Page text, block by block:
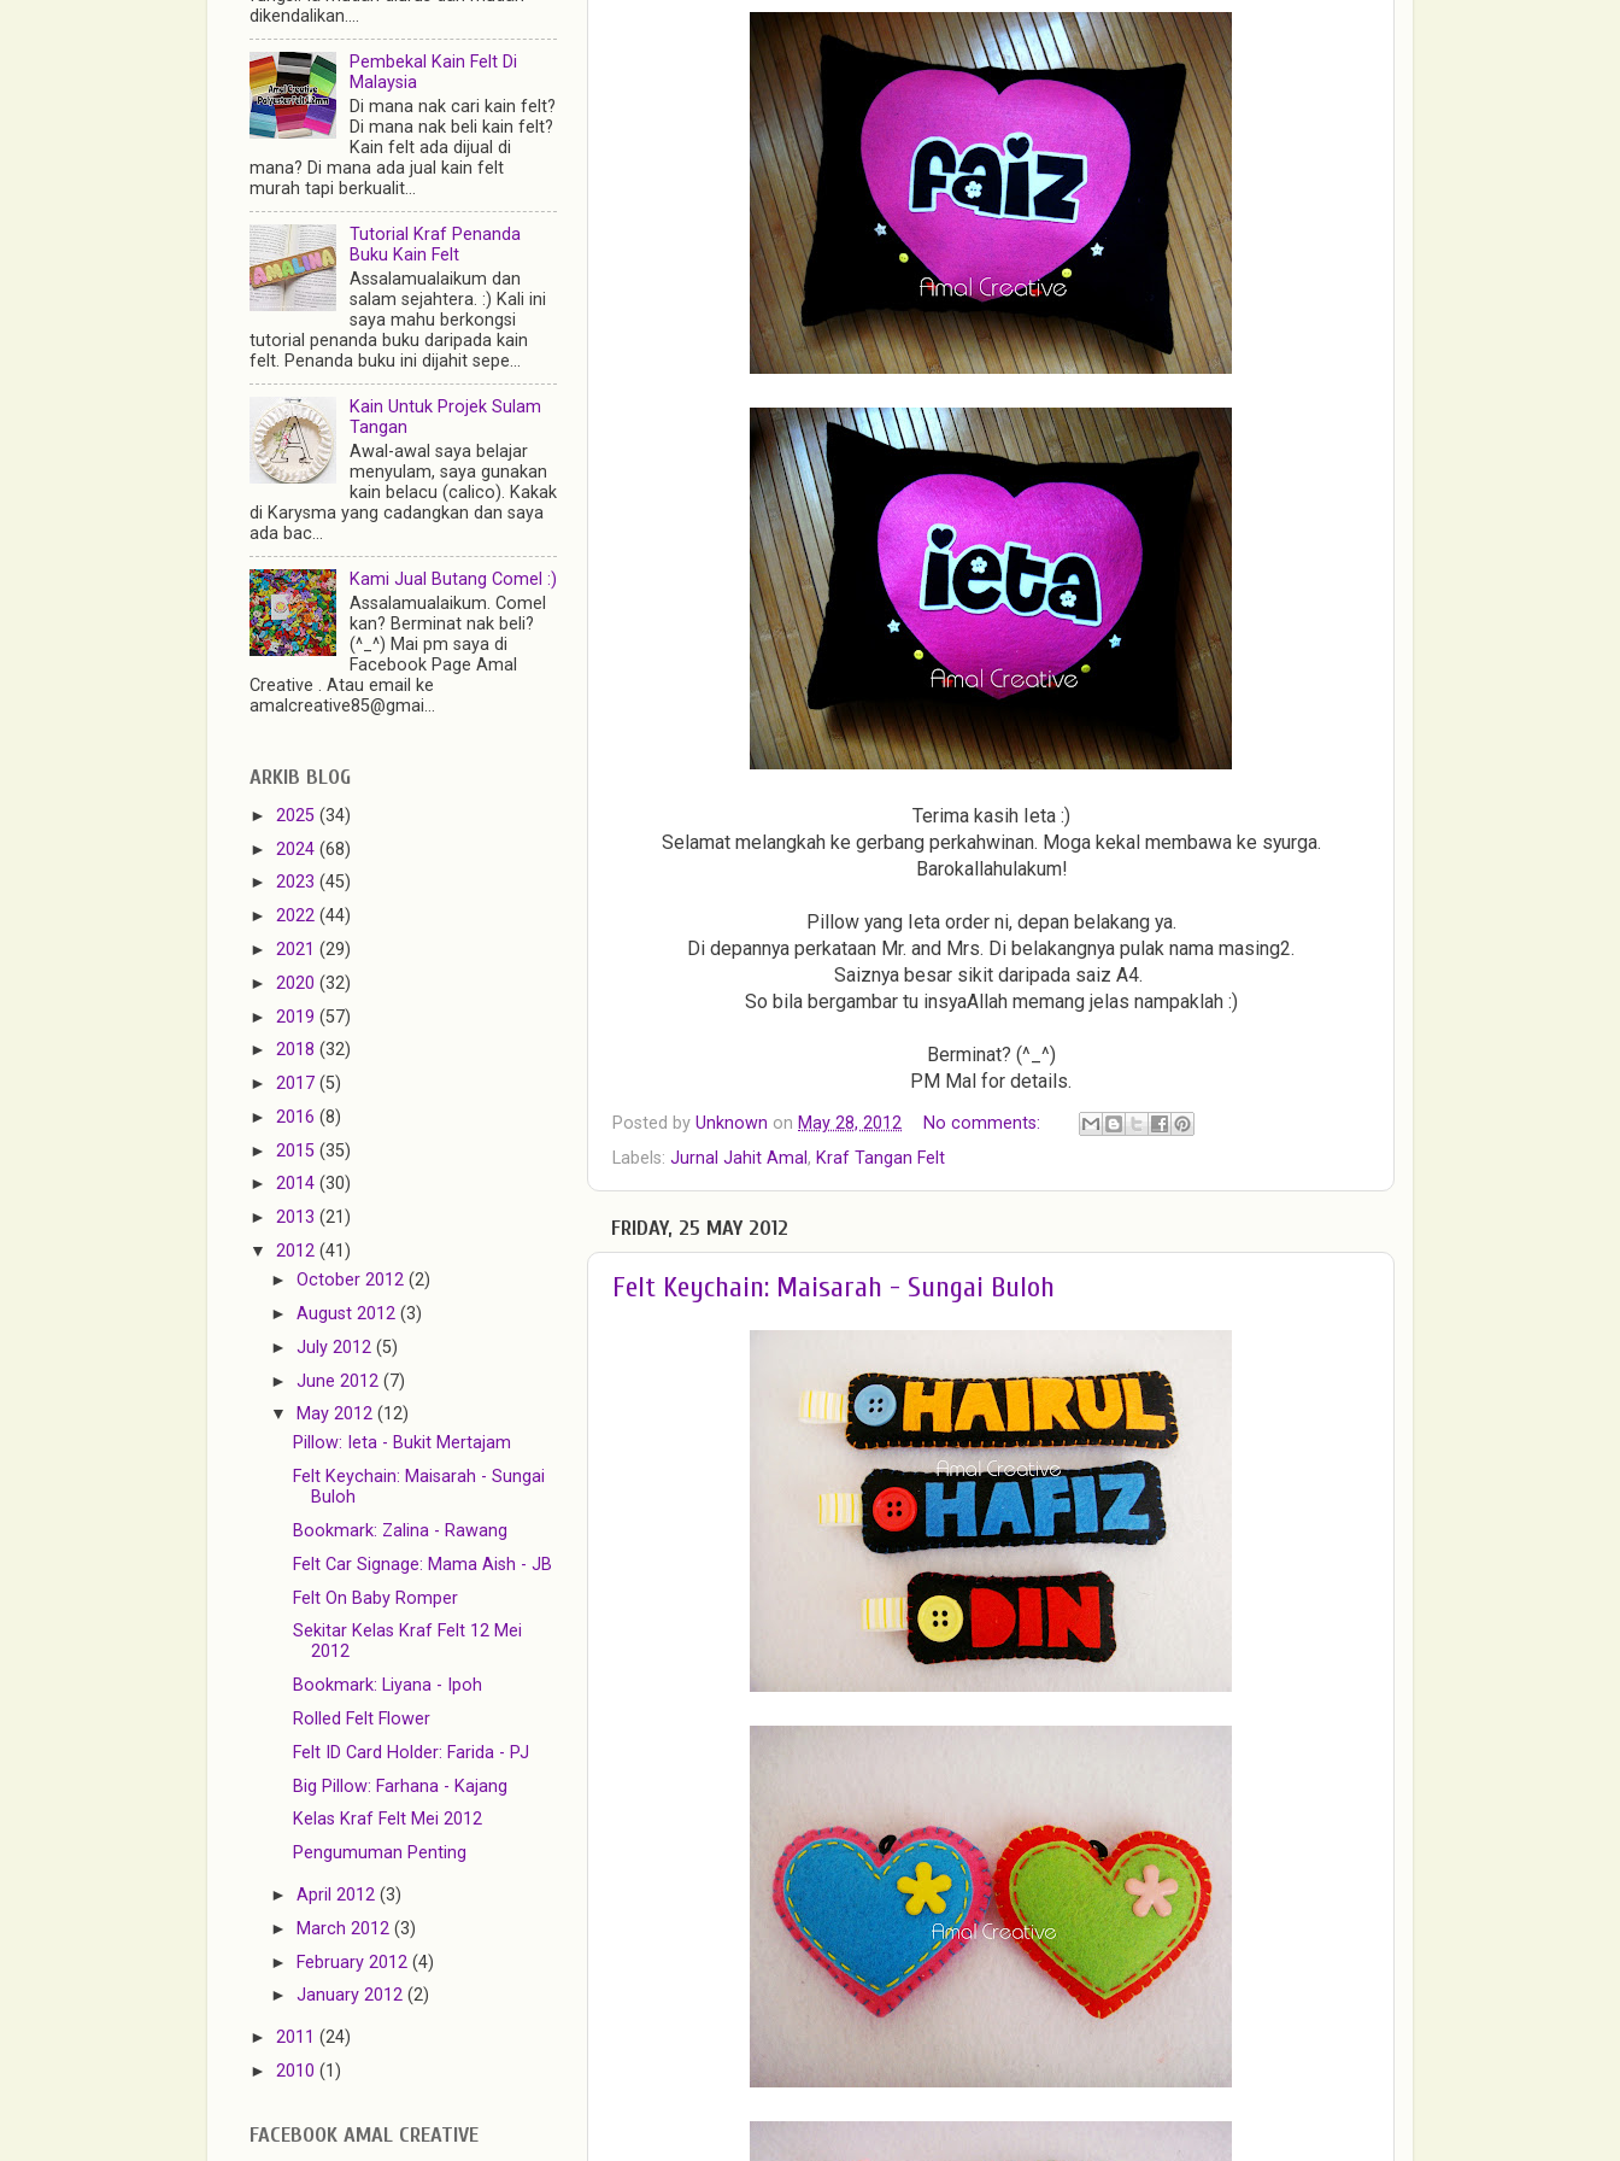
Terima kasih Ieta :)
Selamat melangkah ke gerbang perkahwinan. Moga kekal membawa ke syurga.
Barokallahulakum!
Pillow yang Ieta order ni, depan belakang ya.
Di depannya perkataan Mr. and Mrs. Di belakangnya pulak nama masing2.
Saiznya besar sikit daripada saiz A4.
So bila bergambar tu insyaAllah memang jelas nampaklah :)
Berminat? (^_^)
PM Mal for details.
Posted by Unknown on May 28, 2012
No comments:
Labels: Jurnal Jahit Amal, Kraf Tangan Felt
FRIDAY, 25 MAY 2012
Felt Keychain: Maisarah - Sungai Buloh
dikendalikan....
Pembekal Kain Felt Di
Malaysia
Di mana nak cari kain felt?
Di mana nak beli kain felt?
Kain felt ada dijual di
mana? Di mana ada jual kain felt
murah tapi berkualit...
Tutorial Kraf Penanda
Buku Kain Felt
Assalamualaikum dan
salam sejahtera. :) Kali ini
saya mahu berkongsi
tutorial penanda buku daripada kain
felt. Penanda buku ini dijahit sepe...
Kain Untuk Projek Sulam
Tangan
Awal-awal saya belajar
menyulam, saya gunakan
kain belacu (calico). Kakak
di Karysma yang cadangkan dan saya
ada bac...
Kami Jual Butang Comel :)
Assalamualaikum. Comel
kan? Berminat nak beli?
(^_^) Mai pm saya di
Facebook Page Amal
Creative . Atau email ke
amalcreative85@gmai...
ARKIB BLOG
► 2025 (34)
► 2024 (68)
► 2023 (45)
► 2022 (44)
► 2021 (29)
► 2020 (32)
► 2019 (57)
► 2018 (32)
► 2017 (5)
► 2016 (8)
► 2015 (35)
► 2014 (30)
► 2013 (21)
▼ 2012 (41)
►October 2012(2)
►August 2012(3)
►July 2012(5)
►June 2012(7)
▼ May 2012(12)
Pillow: Ieta - Bukit Mertajam
Felt Keychain: Maisarah - Sungai
Buloh
Bookmark: Zalina - Rawang
Felt Car Signage: Mama Aish - JB
Felt On Baby Romper
Sekitar Kelas Kraf Felt 12 Mei
2012
Bookmark: Liyana - Ipoh
Rolled Felt Flower
Felt ID Card Holder: Farida - PJ
Big Pillow: Farhana - Kajang
Kelas Kraf Felt Mei 2012
Pengumuman Penting
►April 2012(3)
► March 2012(3)
►February 2012(4)
►January 2012(2)
► 2011 (24)
► 2010 (1)
FACEBOOK AMAL CREATIVE